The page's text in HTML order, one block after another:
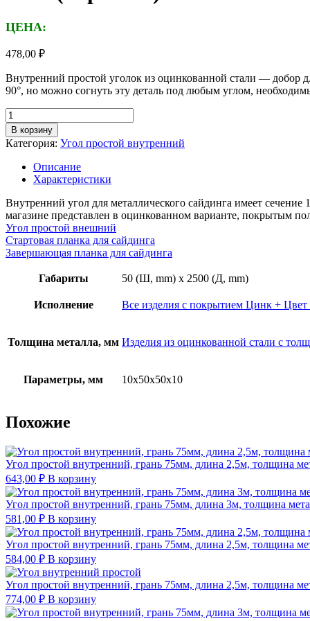
ЦЕНА:
478,00 ₽
Внутренний простой уголок из оцинкованной стали — добор
90°, но можно согнуть эту деталь под любым углом,
Количество
товара
Угол
простой
внутренний,
грань
длина
2,5м,
толщина
металла
0,45
покрытие
(порошок)
В корзину
Категория: Угол простой внутренний
Описание
Характеристики
Внутренний угол для металлического сайдинга имеет
магазине представлен в оцинкованном варианте, покрытым
Угол простой внешний
Стартовая планка для сайдинга
Завершающая планка для сайдинга
Габариты 50 (Ш, mm) x 2500 (Д, mm)
Исполнение Все изделия с покрытием Цинк +
Толщина металла, мм Изделия из оцинкованной стали с
Параметры, мм 10х50х50х10
Похожие
Угол простой внутренний, грань 75мм, длина 2,5м, толщина
643,00 ₽ В корзину
Угол простой внутренний, грань 75мм, длина 3м, толщина
581,00 ₽ В корзину
Угол простой внутренний, грань 75мм, длина 2,5м, толщина
584,00 ₽ В корзину
Угол простой внутренний, грань 75мм, длина 2,5м, толщина
774,00 ₽ В корзину